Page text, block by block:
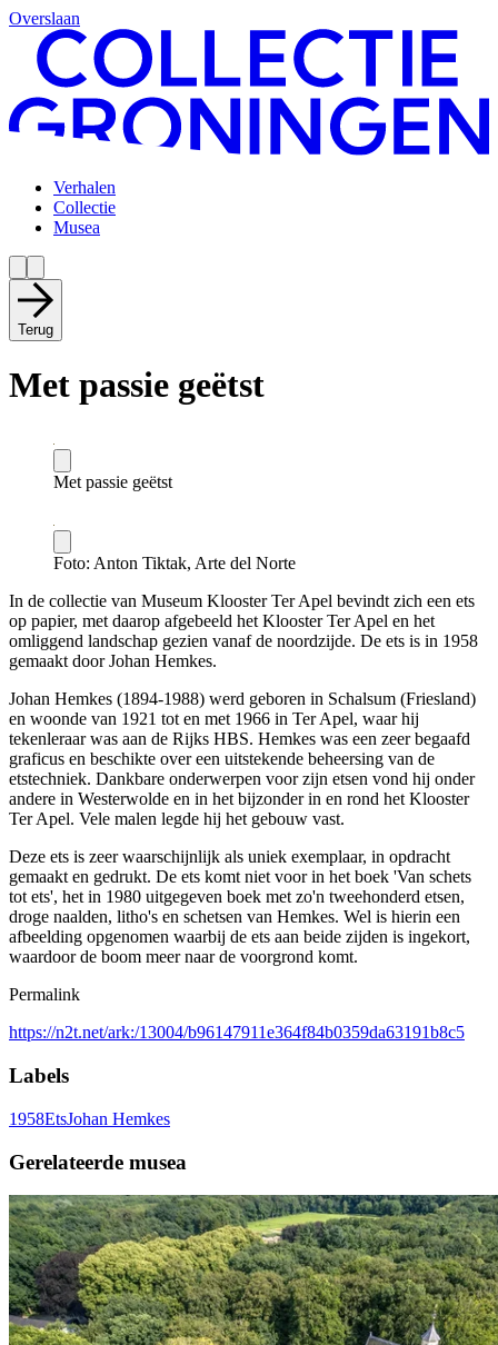
Overslaan
Verhalen
Collectie
Musea
Terug
Met passie geëtst
Met passie geëtst
Foto: Anton Tiktak, Arte del Norte
In de collectie van Museum Klooster Ter Apel bevindt zich een ets
op papier, met daarop afgebeeld het Klooster Ter Apel en het
omliggend landschap gezien vanaf de noordzijde. De ets is in 1958
gemaakt door Johan Hemkes.
Johan Hemkes (1894-1988) werd geboren in Schalsum (Friesland)
en woonde van 1921 tot en met 1966 in Ter Apel, waar hij
tekenleraar was aan de Rijks HBS. Hemkes was een zeer begaafd
graficus en beschikte over een uitstekende beheersing van de
etstechniek. Dankbare onderwerpen voor zijn etsen vond hij onder
andere in Westerwolde en in het bijzonder in en rond het Klooster
Ter Apel. Vele malen legde hij het gebouw vast.
Deze ets is zeer waarschijnlijk als uniek exemplaar, in opdracht
gemaakt en gedrukt. De ets komt niet voor in het boek 'Van schets
tot ets', het in 1980 uitgegeven boek met zo'n tweehonderd etsen,
droge naalden, litho's en schetsen van Hemkes. Wel is hierin een
afbeelding opgenomen waarbij de ets aan beide zijden is ingekort,
waardoor de boom meer naar de voorgrond komt.
Permalink
https://n2t.net/ark:/13004/b96147911e364f84b0359da63191b8c5
Labels
1958EtsJohan Hemkes
Gerelateerde musea